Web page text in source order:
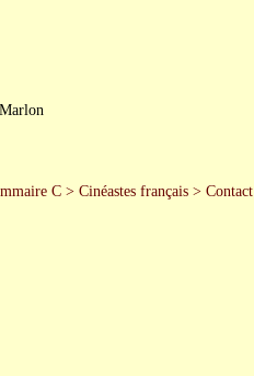
C> Cinéastes français> Contact